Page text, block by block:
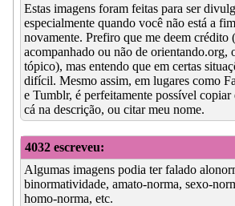
Estas imagens foram feitas para ser
especialmente quando você não está a
novamente. Prefiro que me deem crédito
acompanhado ou não de orientando.org,
tópico), mas entendo que em certas
difícil. Mesmo assim, em lugares como
e Tumblr, é perfeitamente possível
cá na descrição, ou citar meu nome.
4032 escreveu:
Algumas imagens podia ter falado
binormatividade, amato-norma, sexo-
homo-norma, etc.